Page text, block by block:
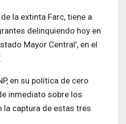
la extinta Farc, tiene a
delinquiendo hoy en
Mayor Central’, en el
en su política de cero
inmediato sobre los
la captura de estas tres